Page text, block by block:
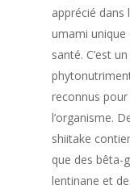
apprécié
umami
santé. C’est
reconnus
l’organisme.
shiitake
que des bêta-
lentinane et